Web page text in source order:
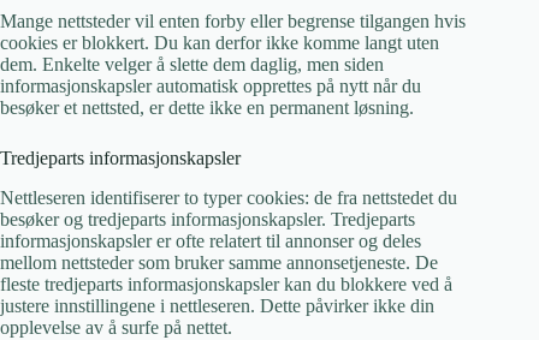
Mange nettsteder vil enten forby eller begrense tilgangen hvis
cookies er blokkert. Du kan derfor ikke komme langt uten
dem. Enkelte velger å slette dem daglig, men siden
informasjonskapsler automatisk opprettes på nytt når du
besøker et nettsted, er dette ikke en permanent løsning.
Tredjeparts informasjonskapsler
Nettleseren identifiserer to typer cookies: de fra nettstedet du
besøker og tredjeparts informasjonskapsler. Tredjeparts
informasjonskapsler er ofte relatert til annonser og deles
mellom nettsteder som bruker samme annonsetjeneste. De
fleste tredjeparts informasjonskapsler kan du blokkere ved å
justere innstillingene i nettleseren. Dette påvirker ikke din
opplevelse av å surfe på nettet.